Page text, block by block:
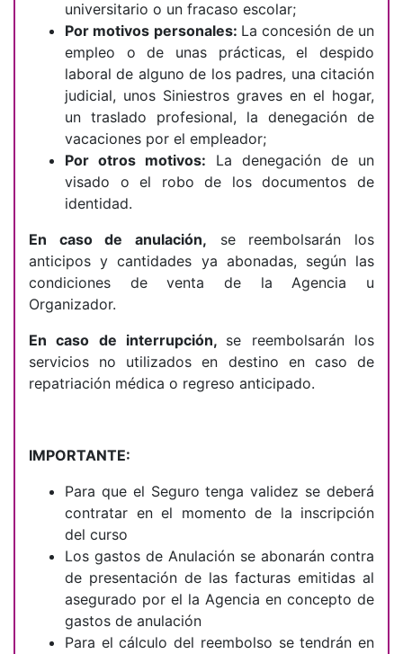
universitario o un fracaso escolar;
Por motivos personales: La concesión de un
empleo o de unas prácticas, el despido
laboral de alguno de los padres, una citación
judicial, unos Siniestros graves en el hogar,
un traslado profesional, la denegación de
vacaciones por el empleador;
Por otros motivos: La denegación de un
visado o el robo de los documentos de
identidad.
En caso de anulación, se reembolsarán los
anticipos y cantidades ya abonadas, según las
condiciones de venta de la Agencia u
Organizador.
En caso de interrupción, se reembolsarán los
servicios no utilizados en destino en caso de
repatriación médica o regreso anticipado.
IMPORTANTE:
Para que el Seguro tenga validez se deberá
contratar en el momento de la inscripción
del curso
Los gastos de Anulación se abonarán contra
de presentación de las facturas emitidas al
asegurado por el la Agencia en concepto de
gastos de anulación
Para el cálculo del reembolso se tendrán en